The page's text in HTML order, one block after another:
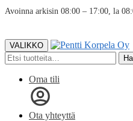
Avoinna arkisin 08:00 – 17:00, la
VALIKKO
Etsi:
Oma tili
Ota yhteyttä